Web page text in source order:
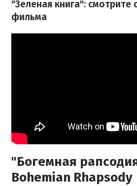
"Зеленая книга": смотрите
фильма
"Богемная
Bohemian Rhapsody